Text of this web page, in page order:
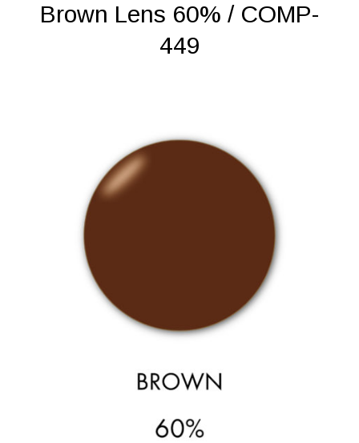
Brown Lens 60% / COMP-
449